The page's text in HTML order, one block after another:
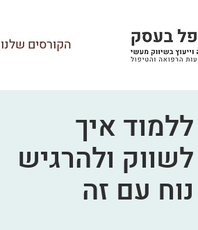
הקורסים שלנו
ללמוד איך
לשווק ולהרגיש
נוח עם זה